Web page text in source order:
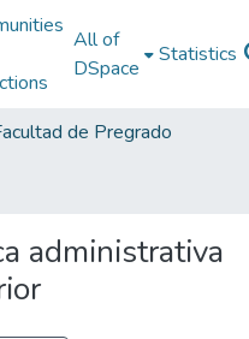
All of
DSpace
Statistics
de Pregrado
administrativa